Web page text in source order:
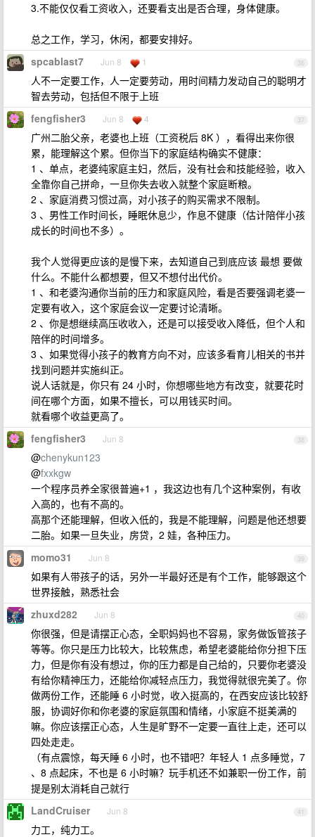
3.不能仅仅看工资收入，还要看支出是否合理，身体健康。
总之工作，学习，休闲，都要安排好。
36
spcablast7 Jun 8 1
人不一定要工作，人一定要劳动，用时间精力发动自己的聪明才
智去劳动，包括但不限于上班
37
fengfisher3 Jun 8 4
广州二胎父亲，老婆也上班（工资税后 8K ），看得出来你很
累，能理解这个累。但你当下的家庭结构确实不健康：
1 、单点，老婆纯家庭主妇，然后，没有社会和技能经验，收入
全靠你自己拼命，一旦你失去收入就整个家庭断粮。
2 、家庭消费习惯过高，对小孩子的购买需求不限制。
3 、男性工作时间长，睡眠休息少，作息不健康（估计陪伴小孩
成长的时间也不多）。
我个人觉得更应该的是慢下来，去知道自己到底应该 最想 要做
什么。不能什么都想要，但又不想付出代价。
1 、和老婆沟通你当前的压力和家庭风险，看是否要强调老婆一
定要有收入，这个家庭会议一定要讨论清晰。
2 、你是想继续高压收收入，还是可以接受收入降低，但个人和
陪伴的时间增多。
3 、如果觉得小孩子的教育方向不对，应该多看育儿相关的书并
找到问题并实施纠正。
说人话就是，你只有 24 小时，你想哪些地方有改变，就要花时
间在哪个方面，如果不擅长，可以用钱买时间。
就看哪个收益更高了。
38
fengfisher3 Jun 8
@chenykun123
@fxxkgw
一个程序员养全家很普遍+1 ，我这边也有几个这种案例，有收
入高的，也有不高的。
高那个还能理解，但收入低的，我是不能理解，问题是他还想要
二胎。如果一旦失业，房贷，2 娃，各种压力。
39
momo31 Jun 8
如果有人带孩子的话，另外一半最好还是有个工作，能够跟这个
世界接触，熟悉社会
40
zhuxd282 Jun 8
你很强，但是请摆正心态，全职妈妈也不容易，家务做饭管孩子
等等。你只是压力比较大，比较焦虑，希望老婆能给你分担下压
力，但是你有没有想过，你的压力都是自己给的，只要你老婆没
有给你精神压力，还能给你减轻点压力，我觉得就很完美了。你
做两份工作，还能睡 6 小时觉，收入挺高的，在西安应该比较舒
服，协调好你和你老婆的家庭氛围和情绪，小家庭不挺美满的
嘛。你应该摆正心态，人生是旷野不一定要一直往上走，还可以
四处走走。
（有点震惊，每天睡 6 小时，也不错吧？年轻人 1 点多睡觉，7
、8 点起床，不也是 6 小时嘛？玩手机还不如兼职一份工作，前
提是别太消耗自己就行
41
LandCruiser Jun 8
力工，纯力工。